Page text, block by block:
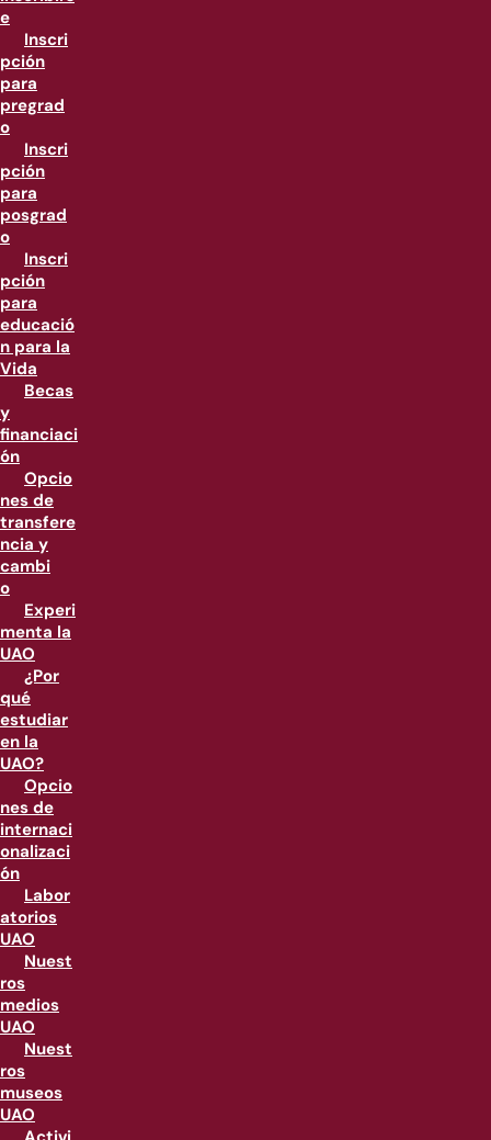
e
Inscri
pción
para
pregrad
o
Inscri
pción
para
posgrad
o
Inscri
pción
para
educació
n para la
Vida
Becas
y
financiaci
ón
Opcio
nes de
transfere
ncia y
cambi
o
Experi
menta la
UAO
¿Por
qué
estudiar
en la
UAO?
Opcio
nes de
internaci
onalizaci
ón
Labor
atorios
UAO
Nuest
ros
medios
UAO
Nuest
ros
museos
UAO